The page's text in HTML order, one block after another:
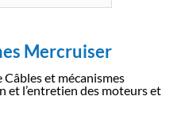
Mercruiser
et mécanismes
et l’entretien des moteurs et